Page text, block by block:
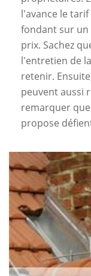
l'avance le
fondant sur
prix. Sachez
l'entretien de
retenir.
peuvent aussi
remarquer
propose